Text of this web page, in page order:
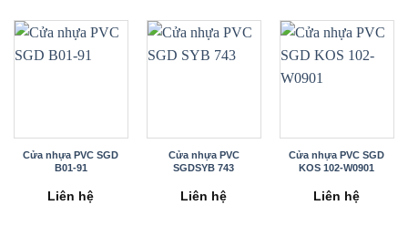
Cửa nhựa PVC SGD
B01-91
Liên hệ
Cửa nhựa PVC
SGDSYB 743
Liên hệ
Cửa nhựa PVC SGD
KOS 102-W0901
Liên hệ